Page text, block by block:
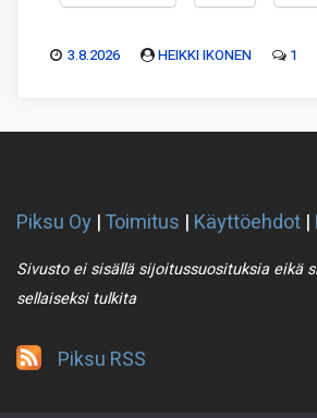
3.8.2026 HEIKKI IKONEN 1
Piksu Oy |Toimitus | Käyttöehdot |
Sivusto ei sisällä sijoitussuosituksia eikä
sellaiseksi tulkita
Piksu RSS